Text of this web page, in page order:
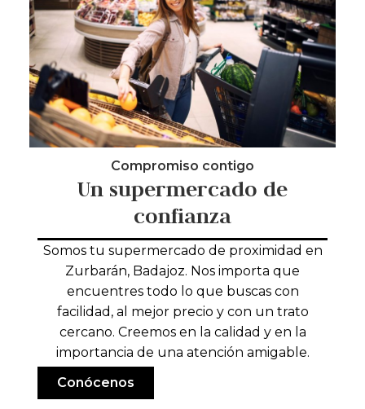
Compromiso contigo
Un supermercado de
confianza
Somos tu supermercado de proximidad en
Zurbarán, Badajoz. Nos importa que
encuentres todo lo que buscas con
facilidad, al mejor precio y con un trato
cercano. Creemos en la calidad y en la
importancia de una atención amigable.
Conócenos